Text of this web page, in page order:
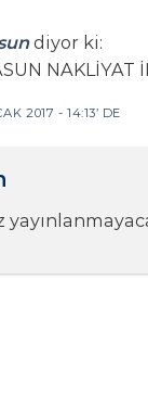
diyor ki:
NAKLİYAT
2017 - 14:13’ DE